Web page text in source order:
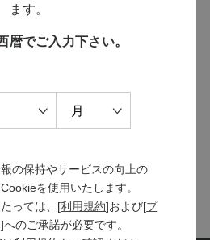
イト
ます。
暦でご入力下さい。
の保持やサービスの向上の
を使用いたします。
っては、[利用規約]および[プ
]へのご承諾が必要です。